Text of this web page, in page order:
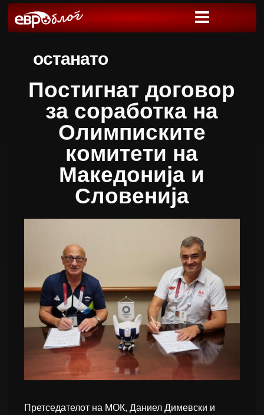
останато
Постигнат договор
за соработка на
Олимписките
комитети на
Македонија и
Словенија
Претседателот на МОК, Даниел Димевски и